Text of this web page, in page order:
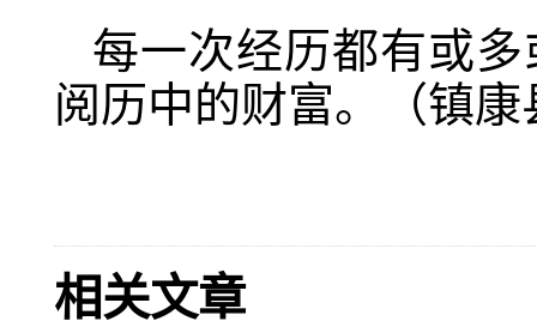
每一次经历都有或
阅历中的财富。（镇
相关文章